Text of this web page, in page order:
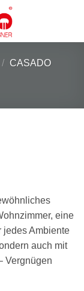
/ CASADO
eine
jedes Ambiente
auch mit
Vergnügen